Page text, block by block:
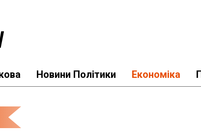
Новини Політики Економіка